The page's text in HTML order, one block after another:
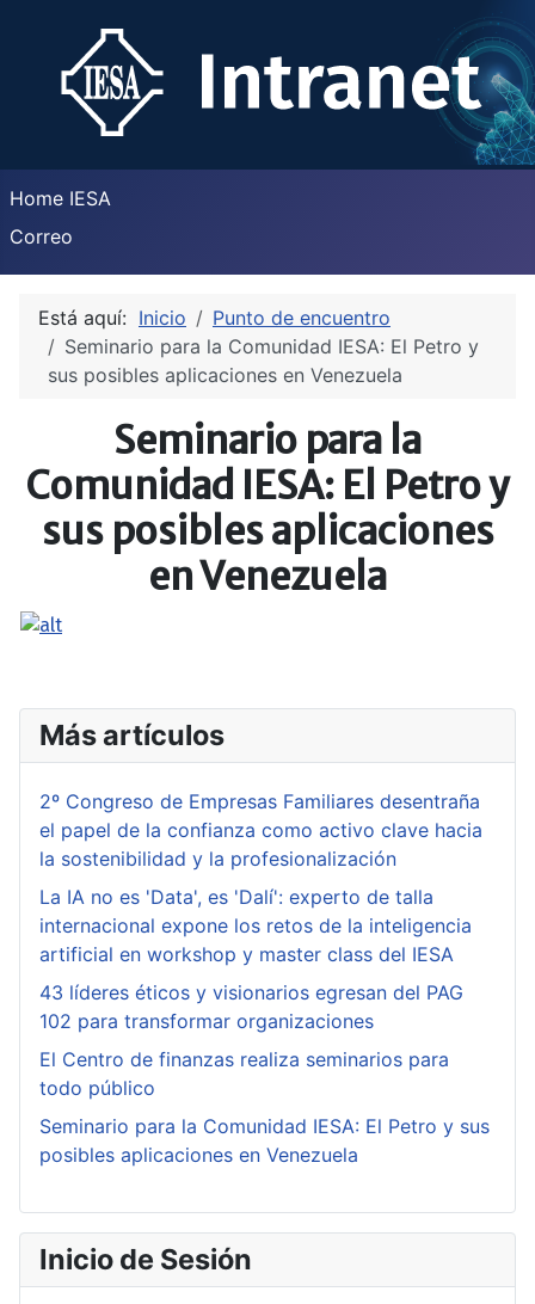
Home IESA
Correo
Inicio de Sesión
Está aquí: Inicio
Punto de encuentro
Seminario para la Comunidad IESA: El Petro y
sus posibles aplicaciones en Venezuela
Seminario para la
Comunidad IESA: El Petro y
sus posibles aplicaciones
en Venezuela
Más artículos
2º Congreso de Empresas Familiares desentraña
el papel de la confianza como activo clave hacia
la sostenibilidad y la profesionalización
La IA no es 'Data', es 'Dalí': experto de talla
internacional expone los retos de la inteligencia
artificial en workshop y master class del IESA
43 líderes éticos y visionarios egresan del PAG
102 para transformar organizaciones
El Centro de finanzas realiza seminarios para
todo público
Seminario para la Comunidad IESA: El Petro y sus
posibles aplicaciones en Venezuela